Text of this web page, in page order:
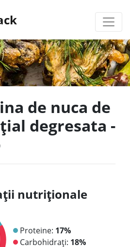
de nuca de
degresata -
nutriționale
Proteine: 17%
Carbohidrați: 18%